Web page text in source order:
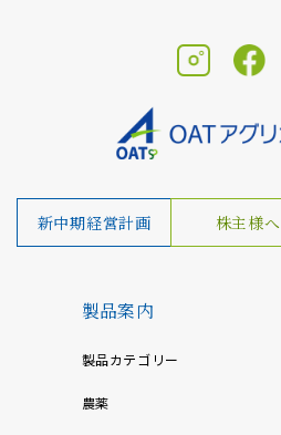
新中期経営計画 株主様へ
製品案内
製品カテゴリー
農薬